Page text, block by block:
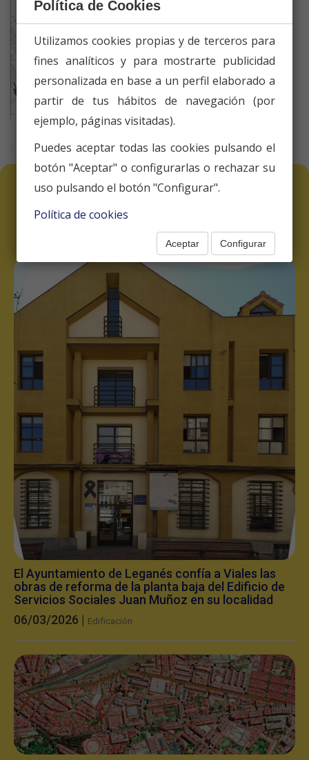
OTRAS NOTICIAS
El Ayuntamiento de Leganés confía a Viales las
obras de reforma de la planta baja del Edificio de
Servicios Sociales Juan Muñoz en su localidad
06/03/2026 | Edificación
Política de Cookies
Utilizamos cookies propias y de terceros para
fines analíticos y para mostrarte publicidad
personalizada en base a un perfil elaborado a
partir de tus hábitos de navegación (por
ejemplo, páginas visitadas).
Puedes aceptar todas las cookies pulsando el
botón "Aceptar" o configurarlas o rechazar su
uso pulsando el botón "Configurar".
Política de cookies
Aceptar Configurar